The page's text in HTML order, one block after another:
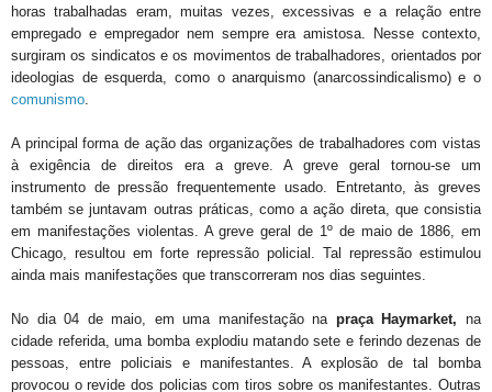
horas trabalhadas eram, muitas vezes, excessivas e a relação entre
empregado e empregador nem sempre era amistosa. Nesse contexto,
surgiram os sindicatos e os movimentos de trabalhadores, orientados por
ideologias de esquerda, como o anarquismo (anarcossindicalismo) e o
comunismo.
A principal forma de ação das organizações de trabalhadores com vistas
à exigência de direitos era a greve. A greve geral tornou-se um
instrumento de pressão frequentemente usado. Entretanto, às greves
também se juntavam outras práticas, como a ação direta, que consistia
em manifestações violentas. A greve geral de 1º de maio de 1886, em
Chicago, resultou em forte repressão policial. Tal repressão estimulou
ainda mais manifestações que transcorreram nos dias seguintes.
No dia 04 de maio, em uma manifestação na praça Haymarket, na
cidade referida, uma bomba explodiu matando sete e ferindo dezenas de
pessoas, entre policiais e manifestantes. A explosão de tal bomba
provocou o revide dos policias com tiros sobre os manifestantes. Outras